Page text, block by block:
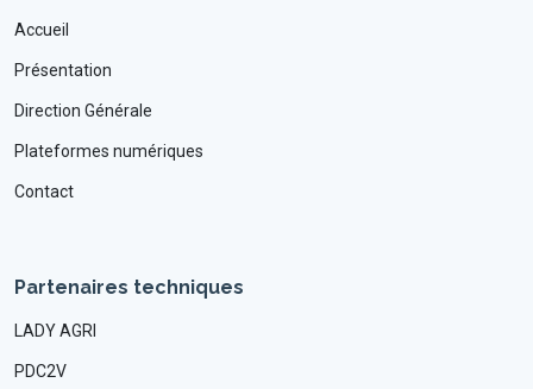
Accueil
Présentation
Direction Générale
Plateformes numériques
Contact
Partenaires techniques
LADY AGRI
PDC2V